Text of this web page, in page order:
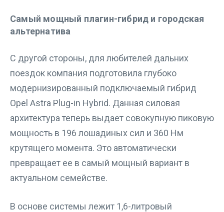
Самый мощный плагин-гибрид и городская
альтернатива
С другой стороны, для любителей дальних
поездок компания подготовила глубоко
модернизированный подключаемый гибрид
Opel Astra Plug-in Hybrid. Данная силовая
архитектура теперь выдает совокупную пиковую
мощность в 196 лошадиных сил и 360 Нм
крутящего момента. Это автоматически
превращает ее в самый мощный вариант в
актуальном семействе.
В основе системы лежит 1,6-литровый